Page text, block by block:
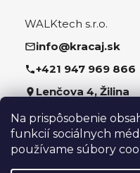
Na prispôsobenie
funkcií sociálnych
používame súbory
WALKtech s.r.o.
info@kracaj.sk
+421 947 969 866
Lenčova 4, Žilina
Sledujte nás